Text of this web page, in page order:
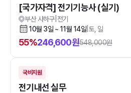
[국가자격] 전기기능사 (실기)
부산 사하구 전기
10월 3일 ~ 11월 14일 토, 일
55%246,600원548,000원
국비지원
전기내선 실무